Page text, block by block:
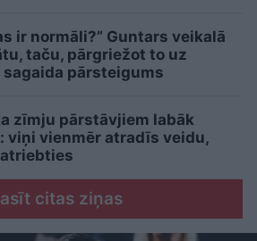
ir normāli?” Guntars veikalā
taču, pārgriežot to uz
sagaida pārsteigums
zīmju pārstāvjiem labāk
viņi vienmēr atradīs veidu,
citas ziņas